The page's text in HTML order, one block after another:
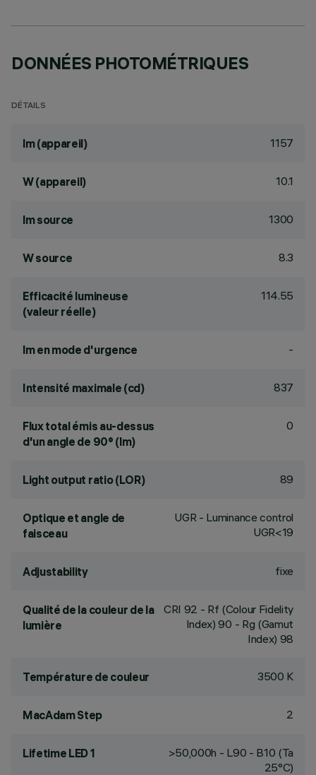
DONNÉES PHOTOMÉTRIQUES
DÉTAILS
lm (appareil) 1157
W (appareil) 10.1
lm source 1300
W source 8.3
Efficacité lumineuse
(valeur réelle)
114.55
lm en mode d'urgence -
Intensité maximale (cd) 837
Flux total émis au-dessus
d'un angle de 90° (lm)
0
Light output ratio (LOR) 89
Optique et angle de
faisceau
UGR - Luminance control
UGR<19
Adjustability fixe
Qualité de la couleur de la
lumière
CRI 92 - Rf (Colour Fidelity
Index) 90 - Rg (Gamut
Index) 98
Température de couleur 3500 K
MacAdam Step 2
Lifetime LED 1
>50,000h - L90 - B10 (Ta
25°C)